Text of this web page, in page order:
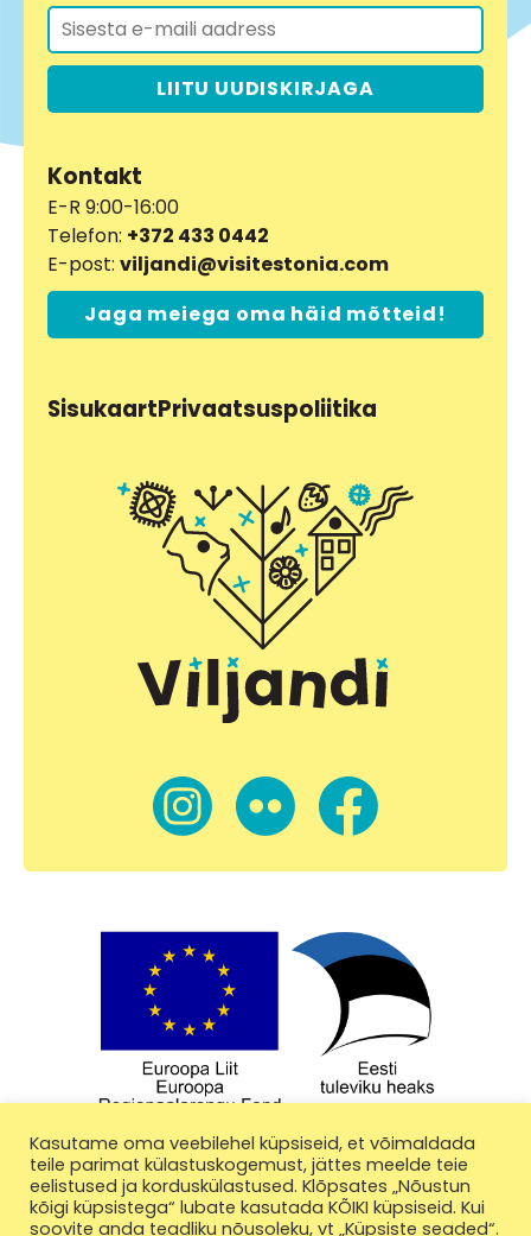
LIITU UUDISKIRJAGA
Kontakt
E-R 9:00-16:00
Telefon: +372 433 0442
E-post: viljandi@visitestonia.com
Jaga meiega oma häid mõtteid!
SisukaartPrivaatsuspoliitika
Kasutame oma veebilehel küpsiseid, et võimaldada
teile parimat külastuskogemust, jättes meelde teie
eelistused ja korduskülastused. Klõpsates „Nõustun
kõigi küpsistega“ lubate kasutada KÕIKI küpsiseid. Kui
soovite anda teadliku nõusoleku, vt „Küpsiste seaded“.